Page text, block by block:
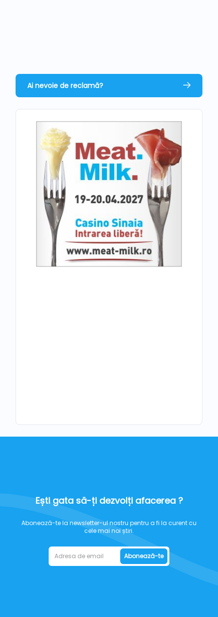
Ai nevoie de reclamă?
Ești gata să-ți dezvolți afacerea ?
Abonează-te la newsletter-ul nostru pentru a fi la curent cu
cele mai noi știri.
Abonează-te